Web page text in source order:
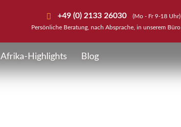
+49 (0) 2133 26030
(Mo - Fr 9-18 Uhr)
Persönliche Beratung, nach Absprache, in unserem Büro
Afrika-Highlights Blog